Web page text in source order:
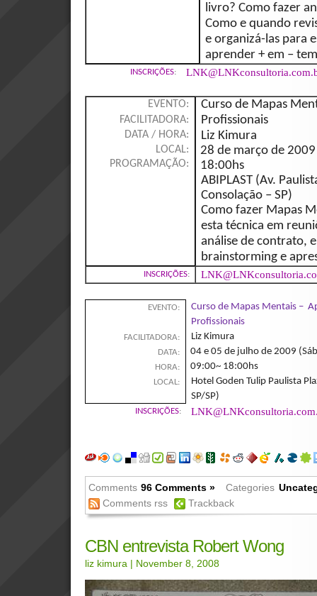
livro? Como fazer
Como e quando
e organizá-las para
aprender + em –
INSCRIÇÕES:
EVENTO:
FACILITADORA:
DATA / HORA:
LOCAL:
PROGRAMAÇÃO:
Curso de Mapas
Profissionais
Liz Kimura
28 de março de
18:00hs
ABIPLAST (Av.
Consolação – SP)
Como fazer Mapas
esta técnica em
análise de contrato,
brainstorming e
INSCRIÇÕES:
EVENTO:
FACILITADORA:
DATA:
HORA:
LOCAL:
Curso de Mapas Mentais –
Profissionais
Liz Kimura
04 e 05 de julho de 2009
09:00~ 18:00hs
Hotel Goden Tulip Paulista
SP/SP)
INSCRIÇÕES:
Comments 96 Comments » Categories
Comments rss
Trackback
CBN entrevista Robert Wong
liz kimura | November 8, 2008